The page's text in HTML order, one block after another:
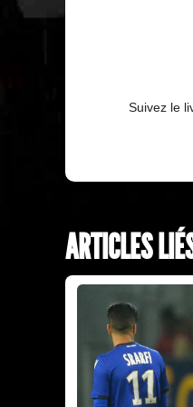
Suivez le
ARTICLES